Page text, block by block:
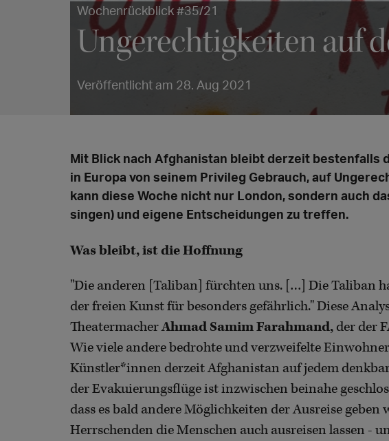
Wochenrückblick #35/21
Ungerechtigkeiten auf
Veröffentlicht am 28. Aug 2021
Mit Blick nach Afghanistan bleibt derzeit bestenfalls
in Europa von seinem Privileg Gebrauch, auf
kann diese Woche nicht nur London, sondern auch
singen) und eigene Entscheidungen zu treffen.
Was bleibt, ist die Hoffnung
"Die anderen [Taliban] fürchten uns. […] Die Taliban
der freien Kunst für besonders gefährlich." Diese
TheatermacherAhmad Samim Farahmand, der der
Wie viele andere bedrohte und verzweifelte
Künstler*innen derzeit Afghanistan auf jedem
der Evakuierungsflüge ist inzwischen beinahe
dass es bald andere Möglichkeiten der Ausreise geben
Herrschenden die Menschen auch ausreisen lassen -